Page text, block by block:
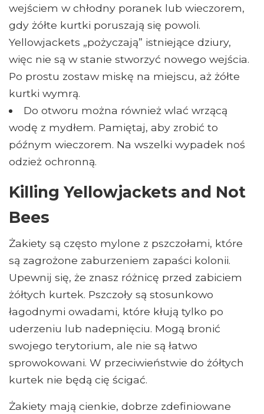
wejściem w chłodny poranek lub wieczorem,
gdy żółte kurtki poruszają się powoli.
Yellowjackets „pożyczają” istniejące dziury,
więc nie są w stanie stworzyć nowego wejścia.
Po prostu zostaw miskę na miejscu, aż żółte
kurtki wymrą.
Do otworu można również wlać wrzącą
wodę z mydłem. Pamiętaj, aby zrobić to
późnym wieczorem. Na wszelki wypadek noś
odzież ochronną.
Killing Yellowjackets and Not
Bees
Żakiety są często mylone z pszczołami, które
są zagrożone zaburzeniem zapaści kolonii.
Upewnij się, że znasz różnicę przed zabiciem
żółtych kurtek. Pszczoły są stosunkowo
łagodnymi owadami, które kłują tylko po
uderzeniu lub nadepnięciu. Mogą bronić
swojego terytorium, ale nie są łatwo
sprowokowani. W przeciwieństwie do żółtych
kurtek nie będą cię ścigać.
Żakiety mają cienkie, dobrze zdefiniowane